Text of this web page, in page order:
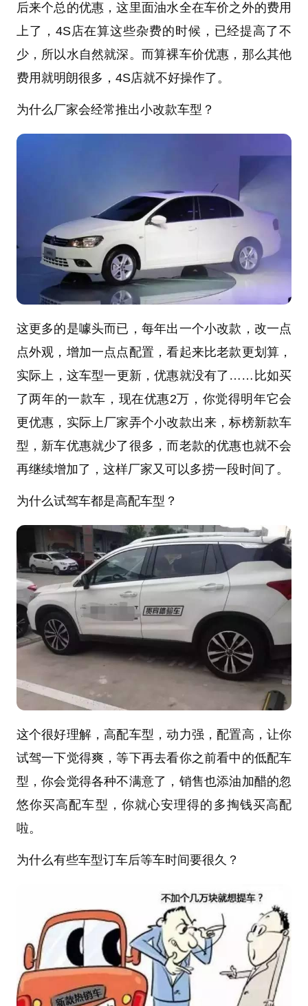
后来个总的优惠，这里面油水全在车价之外的费用
上了，4S店在算这些杂费的时候，已经提高了不
少，所以水自然就深。而算裸车价优惠，那么其他
费用就明朗很多，4S店就不好操作了。
为什么厂家会经常推出小改款车型？
这更多的是噱头而已，每年出一个小改款，改一点
点外观，增加一点点配置，看起来比老款更划算，
实际上，这车型一更新，优惠就没有了……比如买
了两年的一款车，现在优惠2万，你觉得明年它会
更优惠，实际上厂家弄个小改款出来，标榜新款车
型，新车优惠就少了很多，而老款的优惠也就不会
再继续增加了，这样厂家又可以多捞一段时间了。
为什么试驾车都是高配车型？
这个很好理解，高配车型，动力强，配置高，让你
试驾一下觉得爽，等下再去看你之前看中的低配车
型，你会觉得各种不满意了，销售也添油加醋的忽
悠你买高配车型，你就心安理得的多掏钱买高配
啦。
为什么有些车型订车后等车时间要很久？